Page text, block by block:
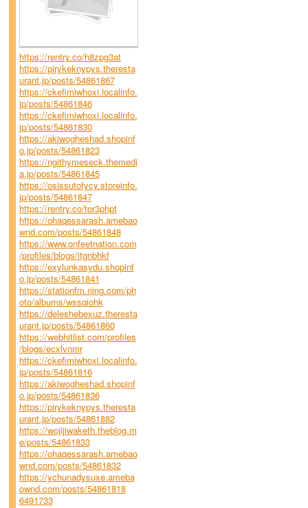
https://rentry.co/h8zpg3at
https://pirykeknypys.theresta
urant.jp/posts/54861867
https://ckefimiwhoxi.localinfo.
jp/posts/54861846
https://ckefimiwhoxi.localinfo.
jp/posts/54861830
https://akiwogheshad.shopinf
o.jp/posts/54861823
https://ngithymeseck.themedi
a.jp/posts/54861845
https://osissutofycy.storeinfo.
jp/posts/54861847
https://rentry.co/tor3phpt
https://ohaqessarash.amebao
wnd.com/posts/54861848
https://www.onfeetnation.com
/profiles/blogs/itgnbhkf
https://exylunkasydu.shopinf
o.jp/posts/54861841
https://stationfm.ning.com/ph
oto/albums/wssqiohk
https://deleshebexuz.theresta
urant.jp/posts/54861860
https://webhitlist.com/profiles
/blogs/ecxlvnmr
https://ckefimiwhoxi.localinfo.
jp/posts/54861816
https://akiwogheshad.shopinf
o.jp/posts/54861836
https://pirykeknypys.theresta
urant.jp/posts/54861882
https://wojijiwaketh.theblog.m
e/posts/54861833
https://ohaqessarash.amebao
wnd.com/posts/54861832
https://ychunadysuxe.ameba
ownd.com/posts/54861818
6491733